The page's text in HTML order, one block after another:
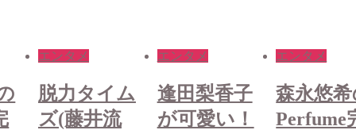
エンタメ
逢田梨香子
が可愛い！
エンタメ
森永悠希の
Perfume完
エンタメ
脱力タ
ズ(藤井